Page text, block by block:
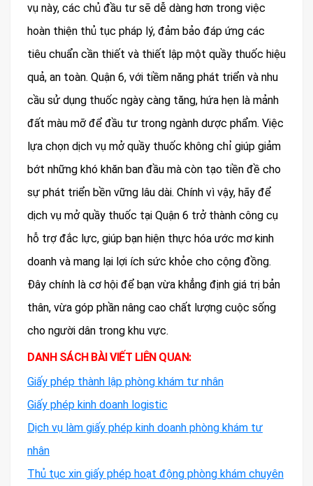
vụ này, các chủ đầu tư sẽ dễ dàng hơn trong việc
hoàn thiện thủ tục pháp lý, đảm bảo đáp ứng các
tiêu chuẩn cần thiết và thiết lập một quầy thuốc hiệu
quả, an toàn. Quận 6, với tiềm năng phát triển và nhu
cầu sử dụng thuốc ngày càng tăng, hứa hẹn là mảnh
đất màu mỡ để đầu tư trong ngành dược phẩm. Việc
lựa chọn dịch vụ mở quầy thuốc không chỉ giúp giảm
bớt những khó khăn ban đầu mà còn tạo tiền đề cho
sự phát triển bền vững lâu dài. Chính vì vậy, hãy để
dịch vụ mở quầy thuốc tại Quận 6 trở thành công cụ
hỗ trợ đắc lực, giúp bạn hiện thực hóa ước mơ kinh
doanh và mang lại lợi ích sức khỏe cho cộng đồng.
Đây chính là cơ hội để bạn vừa khẳng định giá trị bản
thân, vừa góp phần nâng cao chất lượng cuộc sống
cho người dân trong khu vực.
DANH SÁCH BÀI VIẾT LIÊN QUAN:
Giấy phép thành lập phòng khám tư nhân
Giấy phép kinh doanh logistic
Dịch vụ làm giấy phép kinh doanh phòng khám tư
nhân
Thủ tục xin giấy phép hoạt động phòng khám chuyên